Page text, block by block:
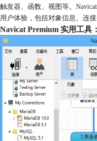
触发器、函数、视图等。
用户体验，包括对象信息、连
Navicat Premium 实用工具：